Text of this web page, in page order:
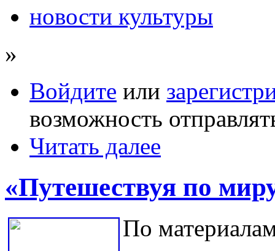
новости культуры
»
Войдите или
возможность
Читать далее
«Путешествуя по
По